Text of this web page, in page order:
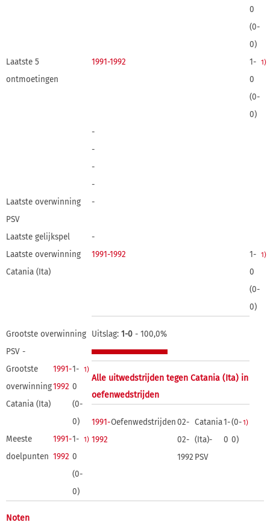
0
(0-
0)
Laatste 5
ontmoetingen
1991-1992
1-
0
(0-
0)
1)
-
-
-
-
Laatste overwinning
PSV
-
Laatste gelijkspel
-
Laatste overwinning
Catania (Ita)
1991-1992
1-
0
(0-
0)
1)
Grootste overwinning
PSV -
Grootste
overwinning
Catania (Ita)
1991-
1992
1-
0
(0-
0)
1)
Meeste
doelpunten
1991-
1992
1-
0
(0-
0)
1)
Uitslag: 1-0 - 100,0%
Alle uitwedstrijden tegen Catania (Ita) in
oefenwedstrijden
1991-
1992
Oefenwedstrijden02-
02-
1992
Catania
(Ita)-
PSV
1-
0
(0-
0)
1)
Noten